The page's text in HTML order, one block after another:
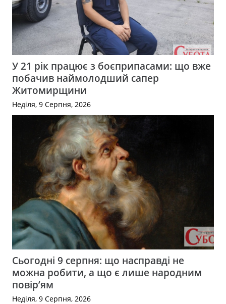
У 21 рік працює з боєприпасами: що вже
побачив наймолодший сапер
Житомирщини
Неділя, 9 Серпня, 2026
Сьогодні 9 серпня: що насправді не
можна робити, а що є лише народним
повір’ям
Неділя, 9 Серпня, 2026